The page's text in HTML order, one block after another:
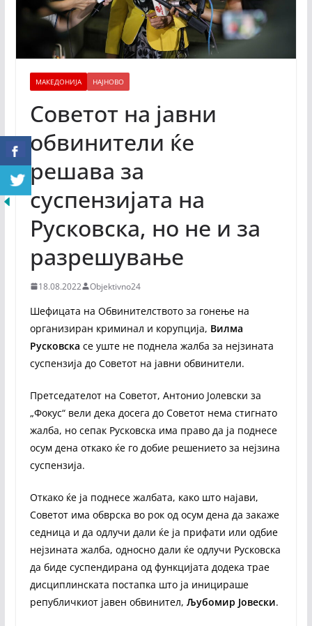
МАКЕДОНИЈА НАЈНОВО
Советот на јавни
обвинители ќе
решава за
суспензијата на
Русковска, но не и за
разрешување
18.08.2022 Objektivno24
Шефицата на Обвинителството за гонење на
организиран криминал и корупција, Вилма
Русковска се уште не поднела жалба за нејзината
суспензија до Советот на јавни обвинители.
Претседателот на Советот, Антонио Јолевски за
„Фокус“ вели дека досега до Советот нема стигнато
жалба, но сепак Русковска има право да ја поднесе
осум дена откако ќе го добие решението за нејзина
суспензија.
Откако ќе ја поднесе жалбата, како што најави,
Советот има обврска во рок од осум дена да закаже
седница и да одлучи дали ќе ја прифати или одбие
нејзината жалба, односно дали ќе одлучи Русковска
да биде суспендирана од функцијата додека трае
дисциплинската постапка што ја иницираше
републичкиот јавен обвинител, Љубомир Јовески.